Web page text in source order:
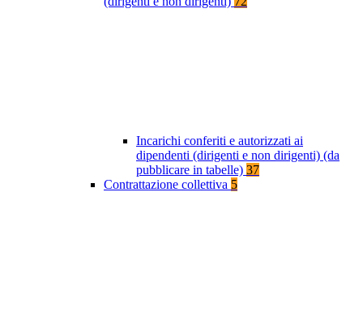
Incarichi conferiti e autorizzati ai
dipendenti (dirigenti e non dirigenti) (da
pubblicare in tabelle) 37
Contrattazione collettiva 5